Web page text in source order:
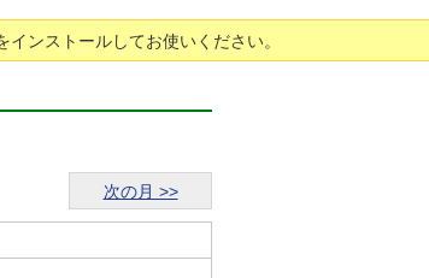
インストールしてお使いください。
次の月 >>